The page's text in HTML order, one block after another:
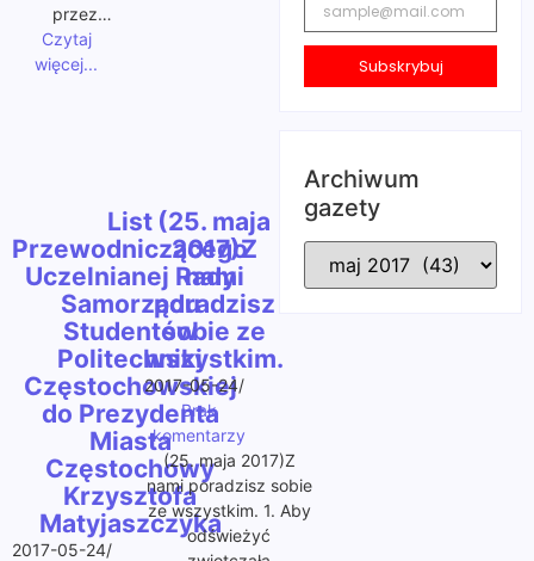
przez…
Czytaj
więcej...
List
Przewodniczącego
Uczelnianej Rady
Samorządu
Studentów
Politechniki
Częstochowskiej
do Prezydenta
Miasta
Częstochowy
Krzysztofa
Matyjaszczyka
2017-05-24/
(25. maja
2017)Z
nami
poradzisz
sobie ze
wszystkim.
2017-05-24/
Brak
komentarzy
(25. maja 2017)Z
nami poradzisz sobie
ze wszystkim. 1. Aby
odświeżyć
Subskrybuj
Archiwum
gazety